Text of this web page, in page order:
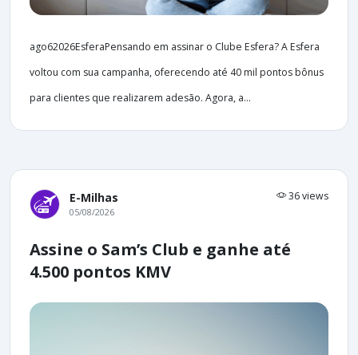
ago62026EsferaPensando em assinar o Clube Esfera? A Esfera
voltou com sua campanha, oferecendo até 40 mil pontos bônus
para clientes que realizarem adesão. Agora, a...
E-Milhas 36 views
05/08/2026
Assine o Sam’s Club e ganhe até
4.500 pontos KMV